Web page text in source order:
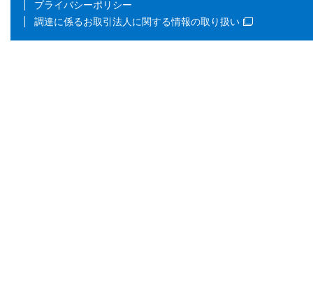
プライバシーポリシー
調達に係るお取引法人に関する情報の取り扱い